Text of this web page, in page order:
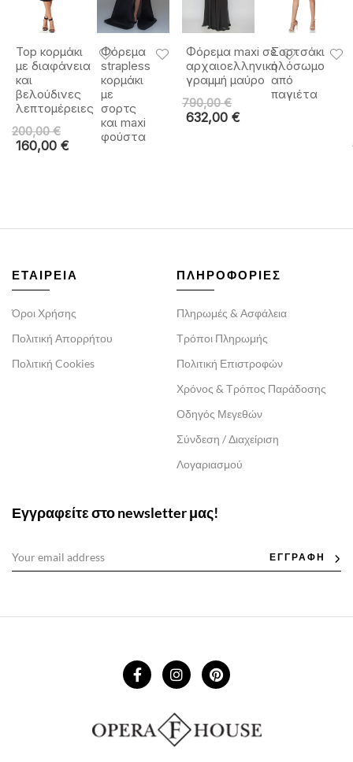
Top κορμάκι
με διαφάνεια
και
βελούδινες
λεπτομέρειες
200,00€
160,00 €
Φόρεμα
strapless
κορμάκι
με
σορτς
και maxi
φούστα
Φόρεμα maxi σε
αρχαιοελληνική
γραμμή μαύρο
790,00€
632,00€
Σορτσάκι
ολόσωμο
από
παγιέτα
ΕΤΑΙΡΕΙΑ
Όροι Χρήσης
Πολιτική Απορρήτου
Πολιτική Cookies
ΠΛΗΡΟΦΟΡΙΕΣ
Πληρωμές & Ασφάλεια
Τρόποι Πληρωμής
Πολιτική Επιστροφών
Χρόνος & Τρόπος Παράδοσης
Οδηγός Μεγεθών
Σύνδεση / Διαχείριση
Λογαριασμού
Εγγραφείτε στο newsletter μας!
ΕΓΓΡΑΦΗ